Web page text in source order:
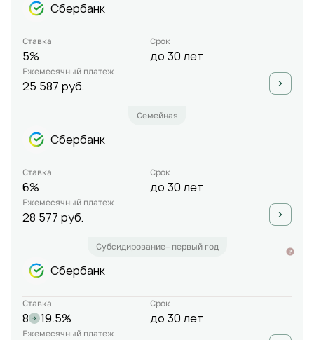
Сбербанк
Ставка
5%
Срок
до 30 лет
Ежемесячный платеж
25 587 руб.
Семейная
Сбербанк
Ставка
6%
Срок
до 30 лет
Ежемесячный платеж
28 577 руб.
Субсидирование– первый год
Сбербанк
Ставка
8 19.5%
Срок
до 30 лет
Ежемесячный платеж